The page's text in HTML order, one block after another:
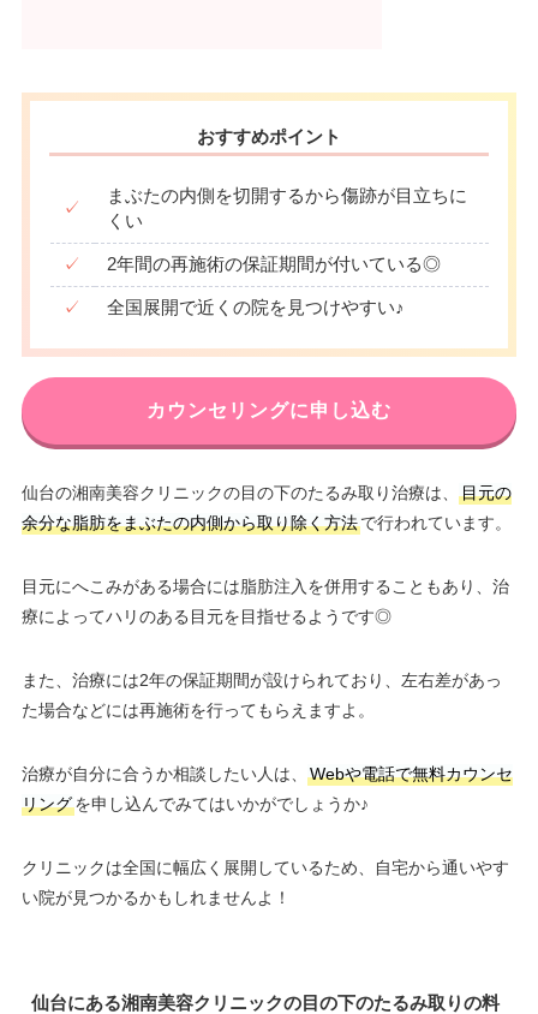
おすすめポイント
✓
まぶたの内側を切開するから傷跡が目立ちに
くい
✓ 2年間の再施術の保証期間が付いている◎
✓ 全国展開で近くの院を見つけやすい♪
カウンセリングに申し込む
仙台の湘南美容クリニックの目の下のたるみ取り治療は、
目元の
余分な脂肪をまぶたの内側から取り除く方法で行われています。
目元にへこみがある場合には脂肪注入を併用することもあり、治
療によってハリのある目元を目指せるようです◎
また、治療には2年の保証期間が設けられており、左右差があっ
た場合などには再施術を行ってもらえますよ。
治療が自分に合うか相談したい人は、
Webや電話で無料カウンセ
リングを申し込んでみてはいかがでしょうか♪
クリニックは全国に幅広く展開しているため、自宅から通いやす
い院が見つかるかもしれませんよ！
仙台にある湘南美容クリニックの目の下のたるみ取りの料